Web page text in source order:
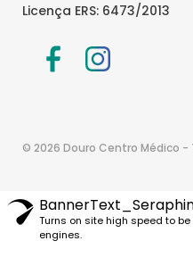
Licença ERS: 6473/2013
© 2026 Douro Centro Médico
Turns on site high speed to
engines.